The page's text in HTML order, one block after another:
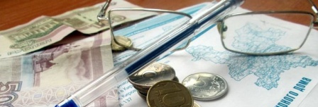
Перейти к основному содержанию